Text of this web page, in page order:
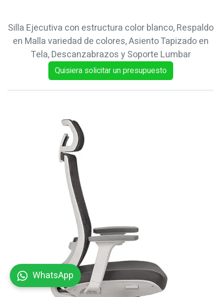
Silla Ejecutiva con estructura color blanco, Respaldo
en Malla variedad de colores, Asiento Tapizado en
Tela, Descanzabrazos y Soporte Lumbar
Quisiera solicitar un presupuesto
WhatsApp